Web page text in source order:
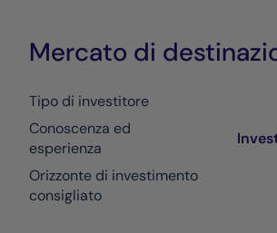
Mercato di
Tipo di investitore
Conoscenza ed
esperienza
Orizzonte di investimento
consigliato